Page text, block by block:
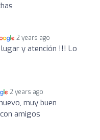
2 years ago
lugar y atención !!! Lo
2 years ago
muy buen
amigos